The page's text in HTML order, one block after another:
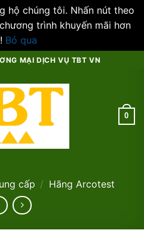
hộ chúng tôi. Nhấn nút theo
trình khuyến mãi hơn
Bỏ qua
MẠI DỊCH VỤ TBT VN
0
cấp / Hãng Arcotest